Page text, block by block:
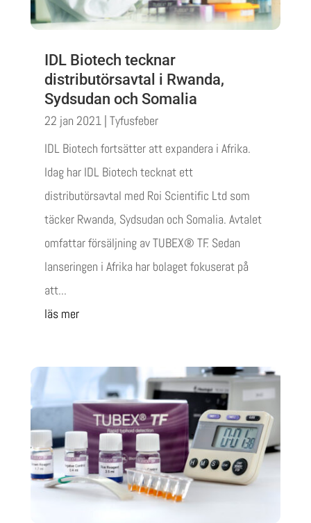
IDL Biotech tecknar
distributörsavtal i Rwanda,
Sydsudan och Somalia
22 jan 2021| Tyfusfeber
IDL Biotech fortsätter att expandera i Afrika.
Idag har IDL Biotech tecknat ett
distributörsavtal med Roi Scientific Ltd som
täcker Rwanda, Sydsudan och Somalia. Avtalet
omfattar försäljning av TUBEX® TF. Sedan
lanseringen i Afrika har bolaget fokuserat på
att...
läs mer